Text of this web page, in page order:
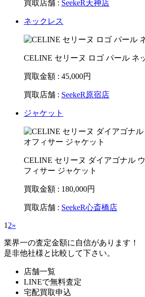
買取店舗 : SeekeR天神店
ネックレス
CELINE セリーヌ ロゴ パール ネ
買取金額 : 45,000円
買取店舗 : SeekeR原宿店
ジャケット
CELINE セリーヌ ダイアゴナル
フィサー ジャケット
買取金額 : 180,000円
買取店舗 : SeekeR心斎橋店
1 2»
業界一の査定金額に自信があります！
是非他社様と比較して下さい。
店舗一覧
LINEで無料査定
宅配買取申込